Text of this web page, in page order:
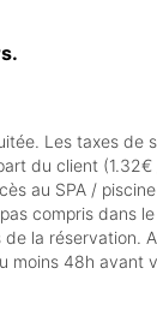
Les taxes de
du client
au SPA /
compris dans
de la réservation.
moins 48h avant